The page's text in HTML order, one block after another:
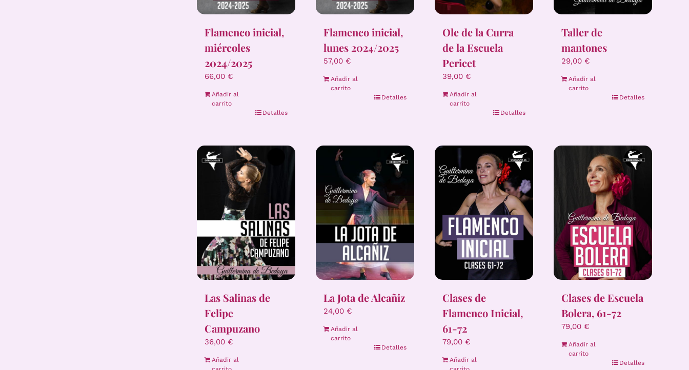
Flamenco inicial,
miércoles
2024/2025
66,00 €
Añadir al
carrito
Detalles
Flamenco inicial,
lunes 2024/2025
57,00 €
Añadir al
carrito
Detalles
Ole de la Curra
de la Escuela
Pericet
39,00 €
Añadir al
carrito
Detalles
Taller de
mantones
29,00 €
Añadir al
carrito
Detalles
Las Salinas de
Felipe
Campuzano
36,00 €
Añadir al
La Jota de Alcañiz
24,00 €
Añadir al
carrito
Detalles
Clases de
Flamenco Inicial,
61-72
79,00 €
Añadir al
Clases de Escuela
Bolera, 61-72
79,00 €
Añadir al
carrito
Detalles